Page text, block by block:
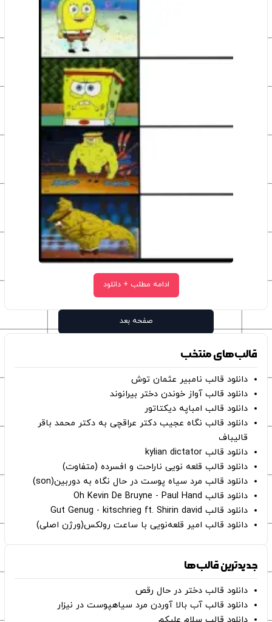
ادامه مطلب + دانلود
صفحه بعد
قالب‌های منتخب
دانلود قالب نامبیر عثمان ‌توش
دانلود قالب آواز خوندن دختر بیرانوند
دانلود قالب امباپه دیکتاتور
دانلود قالب نگاه عجیب دکتر عراقچی به دکتر محمد باقر
قالیباف
دانلود قالب kylian dictator
دانلود قالب قلعه نویی ناراحت و افسرده (متفاوت)
دانلود قالب مرد سیاه پوست در حال نگاه به دوربین(son)
دانلود قالب Oh Kevin De Bruyne - Paul Hand
دانلود قالب Gut Genug - kitschrieg ft. Shirin david
دانلود قالب امیر قلعه‌نویی با ساعت رولکس(ورژن اصلی)
جدیدترین قالب‌ها
دانلود قالب دختر در حال رقص
دانلود قالب آب بالا آوردن مرد سیاهپوست در نیزار
دانلود قالب سلام علیکم